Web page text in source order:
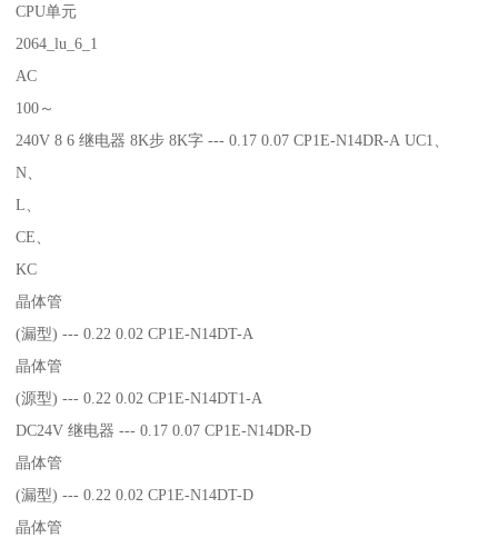
CPU单元
2064_lu_6_1
AC
100～
240V 8 6 继电器 8K步 8K字 --- 0.17 0.07 CP1E-N14DR-A UC1、
N、
L、
CE、
KC
晶体管
(漏型) --- 0.22 0.02 CP1E-N14DT-A
晶体管
(源型) --- 0.22 0.02 CP1E-N14DT1-A
DC24V 继电器 --- 0.17 0.07 CP1E-N14DR-D
晶体管
(漏型) --- 0.22 0.02 CP1E-N14DT-D
晶体管